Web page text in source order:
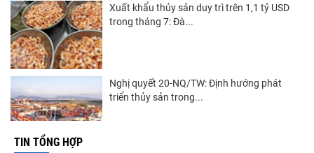
Xuất khẩu thủy sản duy trì trên 1,1 tỷ USD
trong tháng 7: Đà...
Nghị quyết 20-NQ/TW: Định hướng phát
triển thủy sản trong...
TIN TỔNG HỢP